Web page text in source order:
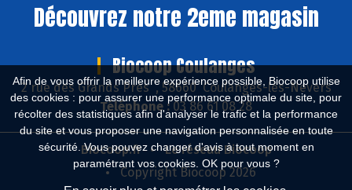
Afin de vous offrir la meilleure expérience possible, Biocoop utilise
des cookies : pour assurer une performance optimale du site, pour
récolter des statistiques afin d'analyser le trafic et la performance
du site et vous proposer une navigation personnalisée en toute
sécurité. Vous pouvez changer d'avis à tout moment en
paramétrant vos cookies. OK pour vous ?
Découvrez notre 2eme magasin
Biocoop Coulanges
2 rue des Grands Près , 58660 Coulanges-lès-Nevers
Téléphone :03 86 61 08 28
Biocoop.fr
Le réseau Biocoop
Copyright Biocoop 2026